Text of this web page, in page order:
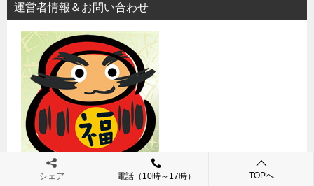
運営者情報＆お問い合わせ
シェア 電話（10時～17時） TOPへ